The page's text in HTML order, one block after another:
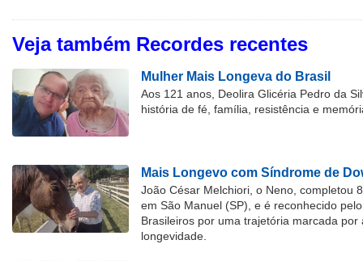
Veja também Recordes recentes
Mulher Mais Longeva do Brasil
Aos 121 anos, Deolira Glicéria Pedro da
história de fé, família, resistência e
Mais Longevo com Síndrome de
João César Melchiori, o Neno, completou
em São Manuel (SP), e é reconhecido
Brasileiros por uma trajetória marcada por
longevidade.